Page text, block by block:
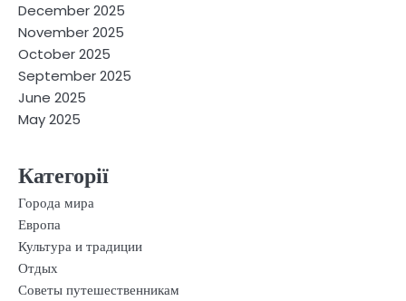
December 2025
November 2025
October 2025
September 2025
June 2025
May 2025
Категорії
Города мира
Европа
Культура и традиции
Отдых
Советы путешественникам